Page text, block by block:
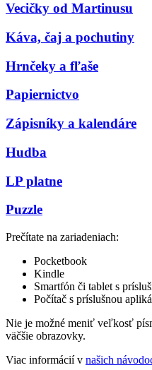
Vecičky od Martinusu
Káva, čaj a pochutiny
Hrnčeky a fľaše
Papiernictvo
Zápisníky a kalendáre
Hudba
LP platne
Puzzle
Prečítate na zariadeniach:
Pocketbook
Kindle
Smartfón či tablet s
Počítač s príslušnou
Nie je možné meniť veľkosť
väčšie obrazovky.
Viac informácií v našich